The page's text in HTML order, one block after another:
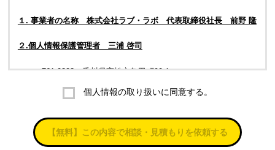
１. 事業者の名称 株式会社ラブ・ラボ 代表取締役社長 前野 隆
２.個人情報保護管理者 三浦 啓司
〒761-0323 香川県高松市亀田町90-1
株式会社ラブ・ラボ
電話：087-847-2000
電子メール：info@rub-lab.com
個人情報の取り扱いに同意する。
【無料】この内容で相談・見積もりを依頼する